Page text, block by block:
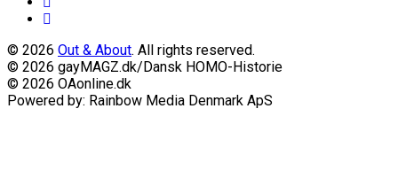
© 2026 Out & About. All rights reserved.
© 2026 gayMAGZ.dk/Dansk HOMO-Historie
© 2026 OAonline.dk
Powered by: Rainbow Media Denmark ApS